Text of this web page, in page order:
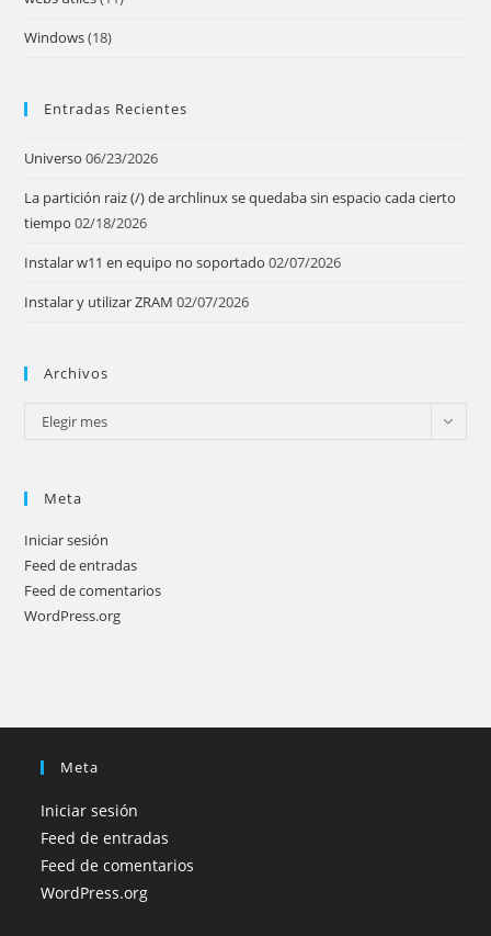
Windows(18)
Entradas Recientes
Universo 06/23/2026
La partición raiz (/) de archlinux se quedaba sin espacio cada cierto
tiempo 02/18/2026
Instalar w11 en equipo no soportado 02/07/2026
Instalar y utilizar ZRAM 02/07/2026
Archivos
Archivos
Elegir mes
Meta
Iniciar sesión
Feed de entradas
Feed de comentarios
WordPress.org
Meta
Iniciar sesión
Feed de entradas
Feed de comentarios
WordPress.org